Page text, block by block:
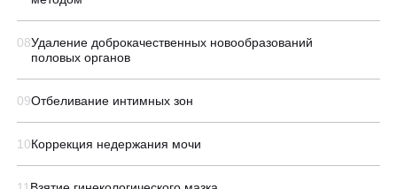
СМИ о нас
Блог
Образование
8 800 775 40 40
08Удаление доброкачественных новообразований
половых органов
09Отбеливание интимных зон
10Коррекция недержания мочи